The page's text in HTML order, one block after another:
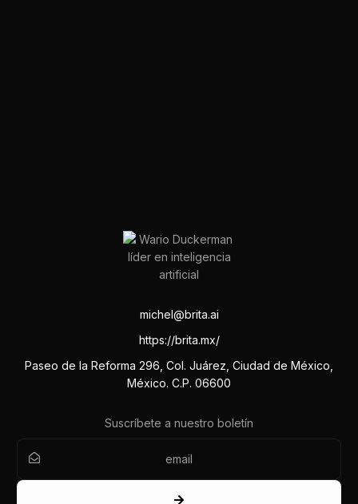
michel@brita.ai
https://brita.mx/
Paseo de la Reforma 296, Col. Juárez, Ciudad de México,
México. C.P. 06600
Suscríbete a nuestro boletín